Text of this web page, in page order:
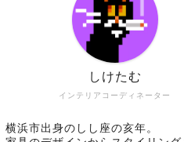
インテリアコーディネーター
しけたむ
横浜市出身のしし座の亥年。